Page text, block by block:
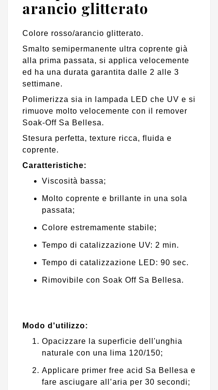
arancio glitterato
Colore rosso/arancio glitterato.
Smalto semipermanente ultra coprente già
alla prima passata, si applica velocemente
ed ha una durata garantita dalle 2 alle 3
settimane.
Polimerizza sia in lampada LED che UV e si
rimuove molto velocemente con il remover
Soak-Off Sa Bellesa.
Stesura perfetta, texture ricca, fluida e
coprente.
Caratteristiche:
Viscosità bassa;
Molto coprente e brillante in una sola
passata;
Colore estremamente stabile;
Tempo di catalizzazione UV: 2 min.
Tempo di catalizzazione LED: 90 sec.
Rimovibile con Soak Off Sa Bellesa.
Modo d'utilizzo:
Opacizzare la superficie dell'unghia
naturale con una lima 120/150;
Applicare primer free acid Sa Bellesa e
fare asciugare all’aria per 30 secondi;